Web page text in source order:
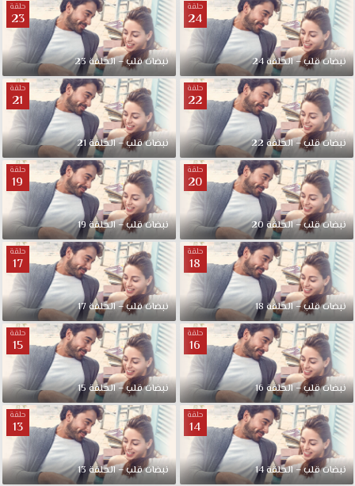
حلقة
24
نبضات قلب – الحلقة 24
حلقة
23
نبضات قلب – الحلقة 23
حلقة
22
نبضات قلب – الحلقة 22
حلقة
21
نبضات قلب – الحلقة 21
حلقة
20
نبضات قلب – الحلقة 20
حلقة
19
نبضات قلب – الحلقة 19
حلقة
18
نبضات قلب – الحلقة 18
حلقة
17
نبضات قلب – الحلقة 17
حلقة
16
نبضات قلب – الحلقة 16
حلقة
15
نبضات قلب – الحلقة 15
حلقة
14
نبضات قلب – الحلقة 14
حلقة
13
نبضات قلب – الحلقة 13